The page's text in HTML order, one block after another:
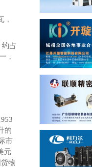
，
约占
，
的
市
元
物